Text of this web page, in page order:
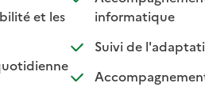
et les
informatique
:
: non
Suivi de